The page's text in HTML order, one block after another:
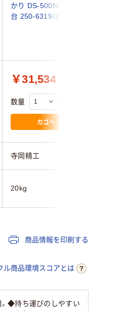
かり DS-500NK20 1
台 250-6319（直送品）
￥31,534
数量
カゴへ
寺岡精工
20kg
商品情報を印刷する
ル商品環境スコアとは
◆持ち運びのしやすい